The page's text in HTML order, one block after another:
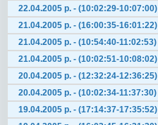
22.04.2005 р. - (10:02:29-10:07:00)
21.04.2005 р. - (16:00:35-16:01:22)
21.04.2005 р. - (10:54:40-11:02:53)
21.04.2005 р. - (10:02:51-10:08:02)
20.04.2005 р. - (12:32:24-12:36:25)
20.04.2005 р. - (10:02:34-11:37:30)
19.04.2005 р. - (17:14:37-17:35:52)